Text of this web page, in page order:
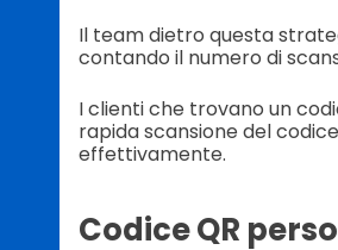
Il team dietro questa
contando il numero di
I clienti che trovano un
rapida scansione del
effettivamente.
Codice QR